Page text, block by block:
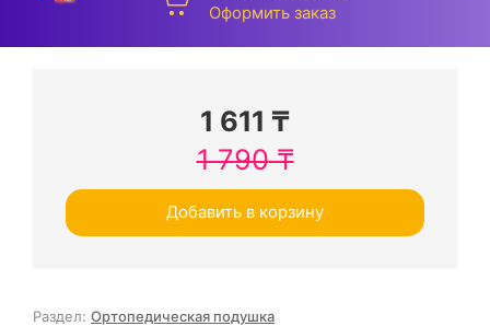
Оформить заказ
1 611 ₸
1 790₸
Добавить в корзину
Раздел: Ортопедическая подушка